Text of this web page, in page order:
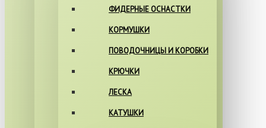
ФИДЕРНЫЕ ОСНАСТКИ
КОРМУШКИ
ПОВОДОЧНИЦЫ И КОРОБКИ
КРЮЧКИ
ЛЕСКА
КАТУШКИ